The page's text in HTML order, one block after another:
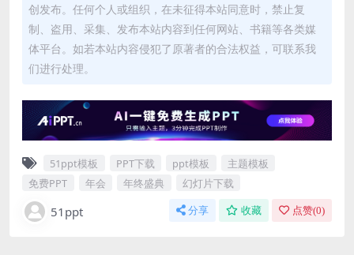
创发布。任何个人或组织，在未征得本站同意时，禁止复
制、盗用、采集、发布本站内容到任何网站、书籍等各类媒
体平台。如若本站内容侵犯了原著者的合法权益，可联系我
们进行处理。
51ppt模板 PPT下载 ppt模板
主题模板
免费PPT
年会 年终盛典 幻灯片下载
51ppt 分享 收藏 点赞(0)